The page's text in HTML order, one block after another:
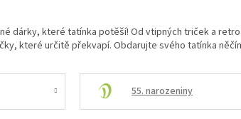
dárky, které tatínka potěší! Od vtipných triček a
které určitě překvapí. Obdarujte svého tatínka
55. narozeniny